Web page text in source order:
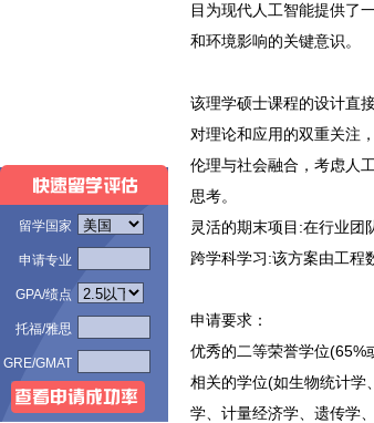
目为现代人工智能提供了
和环境影响的关键意识。
该理学硕士课程的设计直
对理论和应用的双重关注
伦理与社会融合，考虑人
思考。
灵活的期末项目:在行业团
跨学科学习:该方案由工程
申请要求：
优秀的二等荣誉学位(65%
相关的学位(如生物统计学
学、计量经济学、遗传学
留学国家
申请专业
GPA/绩点
托福/雅思
GRE/GMAT